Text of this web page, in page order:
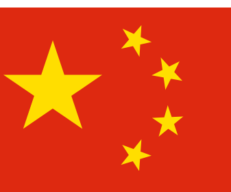
Our Softphone SIM